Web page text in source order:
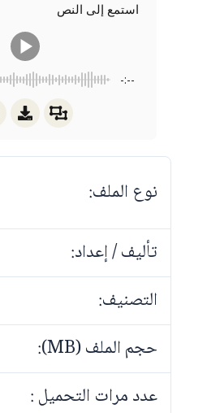
استمع إلى النص
-:--
نوع الملف:
تأليف / إعداد:
التصنيف:
حجم الملف (MB):
عدد مرات التحميل :